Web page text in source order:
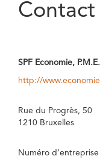
Contact
SPF Economie,
http://
Rue du Progrès, 50
1210 Bruxelles
Numéro d’entreprise